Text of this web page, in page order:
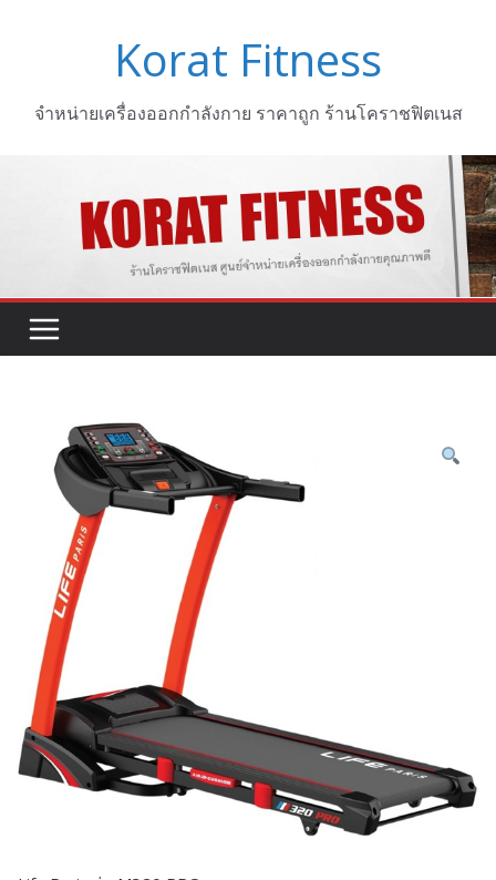
Korat Fitness
จำหน่ายเครื่องออกกำลังกาย ราคาถูก ร้านโคราชฟิตเนส